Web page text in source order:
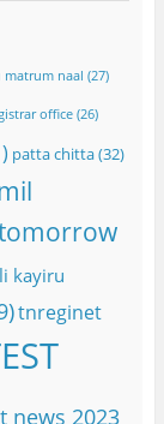
matrum naal (27)
office(26)
patta chitta(32)
kayiru
tnreginet
news 2023